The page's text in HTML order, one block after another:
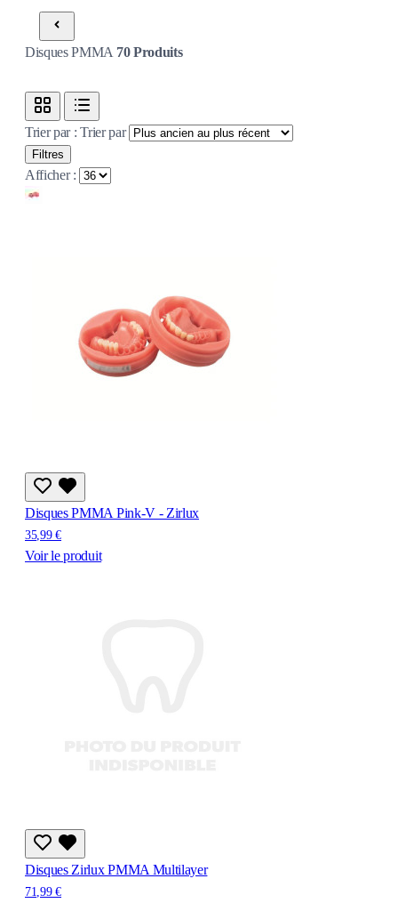
Disques PMMA 70Produits
Trier par :Trier par
Filtres
Afficher :
Disques PMMA Pink-V - Zirlux
35,99 €
Voir le produit
Disques Zirlux PMMA Multilayer
71,99 €